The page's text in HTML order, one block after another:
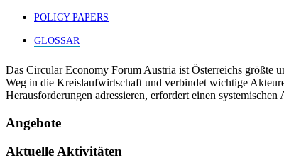
POLICY PAPERS
GLOSSAR
Das Circular Economy Forum Austria ist Österreichs größte
Weg in die Kreislaufwirtschaft und verbindet wichtige
Herausforderungen adressieren, erfordert einen systemischen
Angebote
Aktuelle Aktivitäten